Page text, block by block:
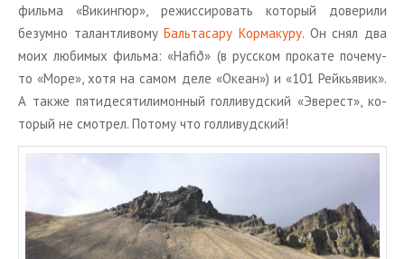
филь­ма «Ви­кин­г­юр», ре­жис­си­ро­вать ко­то­рый до­ве­ри­ли
безум­но та­лант­ли­во­муБаль­та­са­ру Кор­ма­ку­ру. Он снял два
моих лю­би­мых филь­ма: «Hafið» (в рус­ском про­ка­те по­че­му-
то «Море», хотя на самом деле «Океан») и «101 Рейкья­вик».
А также пя­ти­де­ся­ти­ли­мон­ный гол­ли­вуд­ский «Эве­рест», ко­
то­рый не смот­рел. По­то­му что гол­ли­вуд­ский!